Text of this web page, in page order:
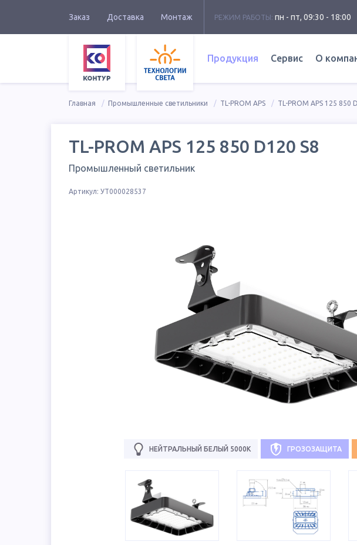
Заказ Доставка Монтаж РЕЖИМ РАБОТЫ: пн - пт, 09:30 - 18:00
Продукция Сервис О
Главная Промышленные светильники TL-PROM APS TL-PROM APS 125 850
TL-PROM APS 125 850 D120 S8
Промышленный светильник
Артикул: УТ000028537
НЕЙТРАЛЬНЫЙ БЕЛЫЙ 5000К ГРОЗОЗАЩИТА